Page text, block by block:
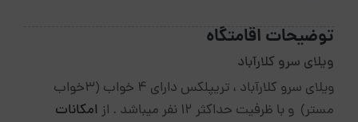
توضیحات اقامتگاه
ویلای سرو کلارآباد
ویلای سرو کلارآباد ، تریپلکس دارای 4 خواب (3خواب
مستر) و با ظرفیت حداکثر 12 نفر میباشد . از
امکانات